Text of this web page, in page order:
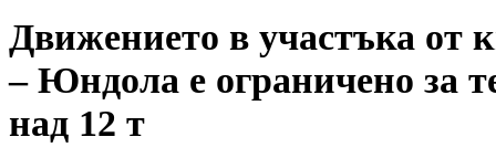
Движението в участъка от
– Юндола е ограничено за
над 12 т